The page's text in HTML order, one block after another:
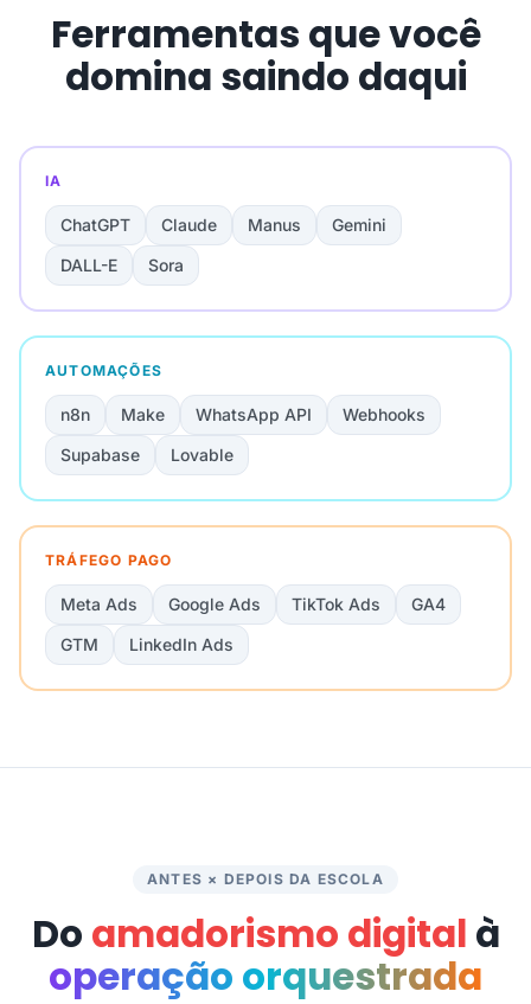
Ferramentas que você
domina saindo daqui
IA
ChatGPT Claude Manus
Gemini
DALL-E
Sora
AUTOMAÇÕES
n8n Make WhatsApp API
Webhooks
Supabase
Lovable
TRÁFEGO PAGO
Meta Ads Google Ads TikTok Ads
GA4
GTM
LinkedIn Ads
ANTES × DEPOIS DA ESCOLA
Do amadorismo digital à
operação orquestrada